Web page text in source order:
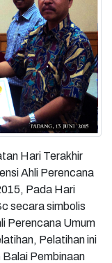
Hari Terakhir
Ahli Perencana
Pada Hari
secara simbolis
Perencana Umum
Pelatihan ini
Pembinaan